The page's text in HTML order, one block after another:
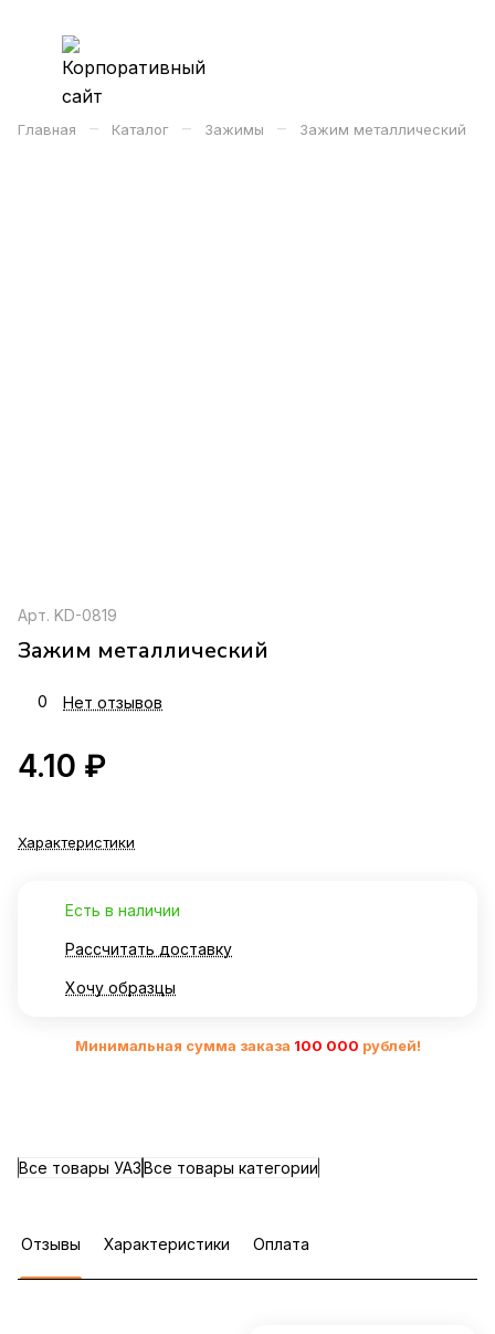
Главная – Каталог – Зажимы – Зажим металлический
Арт. KD-0819
Зажим металлический
0 Нет отзывов
4.10 ₽
Характеристики
Есть в наличии
Рассчитать доставку
Хочу образцы
Минимальная сумма заказа 100 000 рублей!
Все товары УАЗВсе товары категории
Отзывы Характеристики Оплата